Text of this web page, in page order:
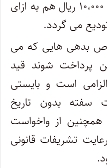
می گردد واریز شود. مبلغ ۱۰،۰۰۰ ریال هم به ازای
می گردد.
بدهی هایی که می
پرداخت شوند قید
است و بایستی
سفته بدون تاریخ
از واخواست
تشریفات قانونی